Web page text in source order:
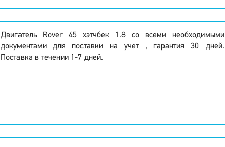
Двигатель Rover 45 хэтчбек 1.8 со всеми необходимыми
документами для поставки на учет , гарантия 30 дней.
Поставка в течении 1-7 дней.